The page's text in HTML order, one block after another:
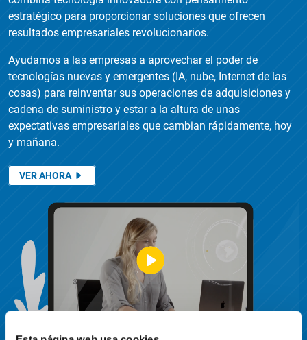
estratégico para proporcionar soluciones que ofrecen
resultados empresariales revolucionarios.
Ayudamos a las empresas a aprovechar el poder de
tecnologías nuevas y emergentes (IA, nube, Internet de las
cosas) para reinventar sus operaciones de adquisiciones y
cadena de suministro y estar a la altura de unas
expectativas empresariales que cambian rápidamente, hoy
y mañana.
VER AHORA